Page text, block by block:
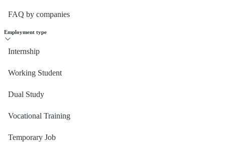
FAQ by companies
Employment type
Internship
Working Student
Dual Study
Vocational Training
Temporary Job